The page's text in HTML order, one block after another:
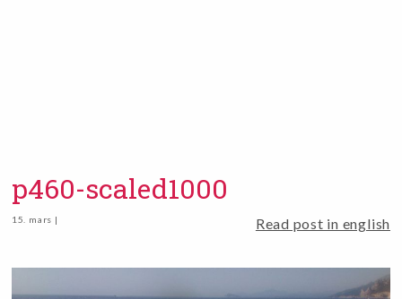
p460-scaled1000
15. mars | Read post in english